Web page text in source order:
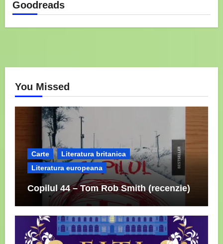
Goodreads
You Missed
Carte
Literatura britanica
Literatura europeana
Copilul 44 – Tom Rob Smith (recenzie)